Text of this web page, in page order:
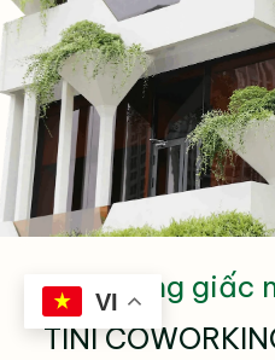
Nơi những giấc
TINI
VI